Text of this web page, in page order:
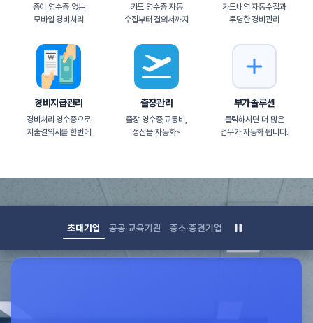
종이 영수증 없는
모바일 경비처리
카드 영수증 자동
수집부터 결의서까지
카드내역 자동수집과
투명한 경비관리
경비지급관리
경비처리 영수증으로
지출결의서를 한번에
출장관리
출장 영수증,교통비,
정산을 자동화~
부가솔루션
클릭하시면 더 많은
업무가 자동화 됩니다.
초대기업 공공·교육기관 중소·중견기업